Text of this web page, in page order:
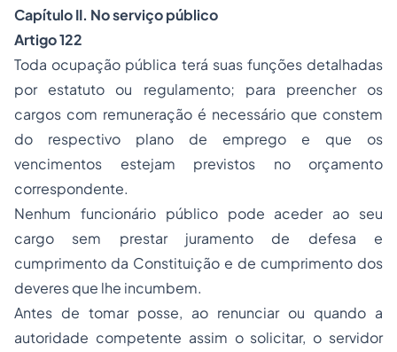
Capítulo II. No serviço público
Artigo 122
Toda ocupação pública terá suas funções detalhadas
por estatuto ou regulamento; para preencher os
cargos com remuneração é necessário que constem
do respectivo plano de emprego e que os
vencimentos estejam previstos no orçamento
correspondente.
Nenhum funcionário público pode aceder ao seu
cargo sem prestar juramento de defesa e
cumprimento da Constituição e de cumprimento dos
deveres que lhe incumbem.
Antes de tomar posse, ao renunciar ou quando a
autoridade competente assim o solicitar, o servidor